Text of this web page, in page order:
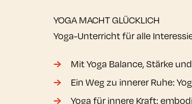
YOGA MACHT GLÜCKLICH
Yoga-Unterricht für alle
Mit Yoga Balance, Stärke
Ein Weg zu innerer Ruhe:
Yoga für innere Kraft: